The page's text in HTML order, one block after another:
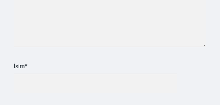
İsim*